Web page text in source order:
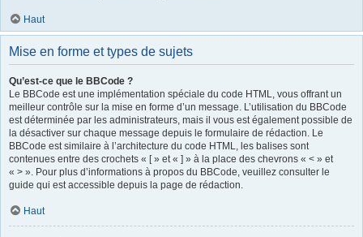
Haut
Mise en forme et types de sujets
Qu’est-ce que le BBCode ?
Le BBCode est une implémentation spéciale du code HTML, vous offrant un
meilleur contrôle sur la mise en forme d’un message. L’utilisation du BBCode
est déterminée par les administrateurs, mais il vous est également possible de
la désactiver sur chaque message depuis le formulaire de rédaction. Le
BBCode est similaire à l’architecture du code HTML, les balises sont
contenues entre des crochets « [ » et « ] » à la place des chevrons « < » et
« > ». Pour plus d’informations à propos du BBCode, veuillez consulter le
guide qui est accessible depuis la page de rédaction.
Haut